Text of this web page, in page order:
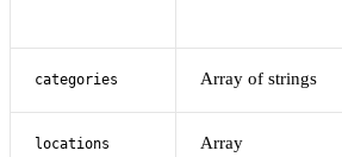
categories Array of strings
locations Array